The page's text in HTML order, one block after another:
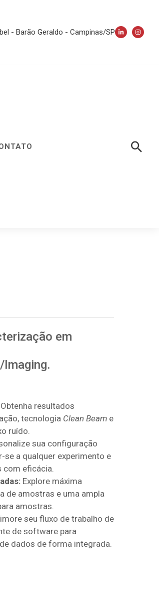
- Barão Geraldo - Campinas/SP
em
Imaging.
Obtenha resultados
tecnologia Clean Beam e
ruído.
sua configuração
a qualquer experimento e
eficácia.
Explore máxima
de amostras e uma ampla
amostras.
seu fluxo de trabalho de
de software para
dados de forma integrada.